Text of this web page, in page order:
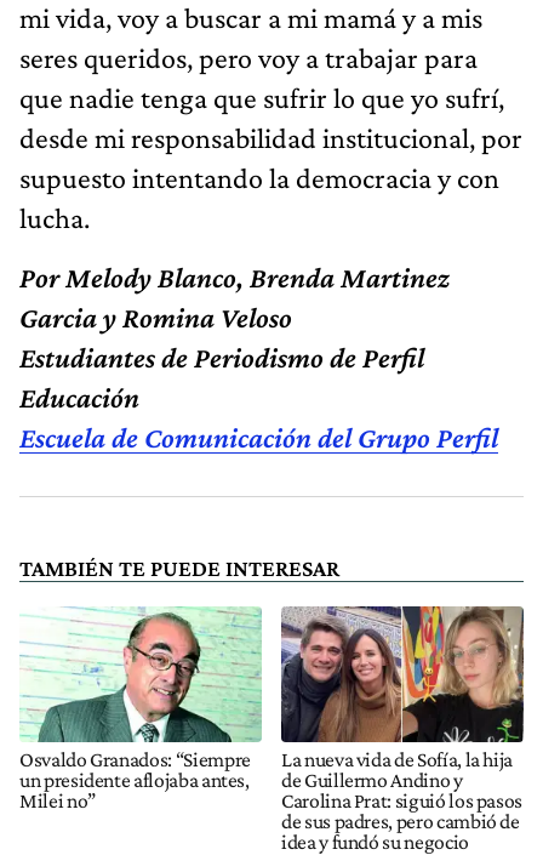
mi vida, voy a buscar a mi mamá y a mis
seres queridos, pero voy a trabajar para
que nadie tenga que sufrir lo que yo sufrí,
desde mi responsabilidad institucional, por
supuesto intentando la democracia y con
lucha.
Por Melody Blanco, Brenda Martinez
Garcia y Romina Veloso
Estudiantes de Periodismo de Perfil
Educación
Escuela de Comunicación del Grupo Perfil
TAMBIÉN TE PUEDE INTERESAR
Osvaldo Granados: “Siempre
un presidente aflojaba antes,
Milei no”
La nueva vida de Sofía, la hija
de Guillermo Andino y
Carolina Prat: siguió los pasos
de sus padres, pero cambió de
idea y fundó su negocio